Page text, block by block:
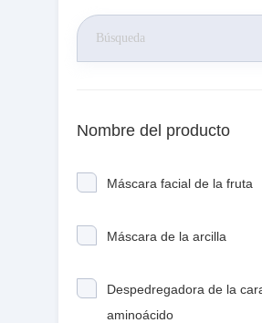
Nombre del producto
Máscara facial de la fruta
Máscara de la arcilla
Despedregadora de la
aminoácido